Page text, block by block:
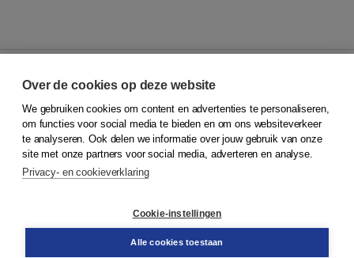
© 2026Koninklijke Boom uitgevers
Klantenservice
Service & informatie
Contact
Over de cookies op deze website
We gebruiken cookies om content en advertenties te personaliseren,
om functies voor social media te bieden en om ons websiteverkeer
te analyseren. Ook delen we informatie over jouw gebruik van onze
site met onze partners voor social media, adverteren en analyse.
Privacy- en cookieverklaring
Cookie-instellingen
Alle cookies toestaan